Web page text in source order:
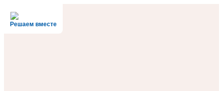
Решаем вместе